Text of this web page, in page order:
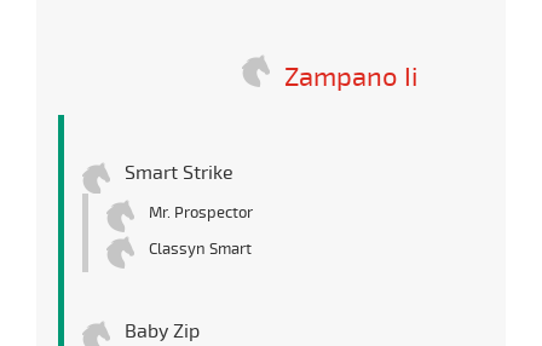
Zampano Ii
Smart Strike
Mr. Prospector
Classyn Smart
Baby Zip